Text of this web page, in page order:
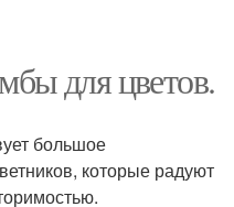
для цветов.
большое
которые радуют